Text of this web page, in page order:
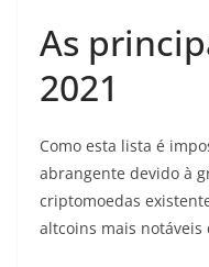
As
2021
Como esta lista é
abrangente devido à
criptomoedas
altcoins mais